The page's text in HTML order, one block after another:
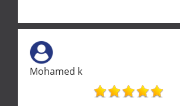
Mohamed k